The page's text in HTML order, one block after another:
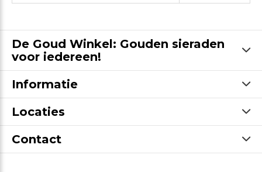
De Goud Winkel: Gouden sieraden
voor iedereen!
Informatie
Locaties
Contact